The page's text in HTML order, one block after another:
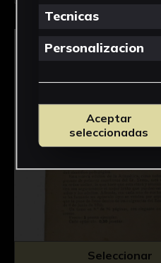
Seleccionar
Tecnicas
Personalizacion
Aceptar
seleccionadas